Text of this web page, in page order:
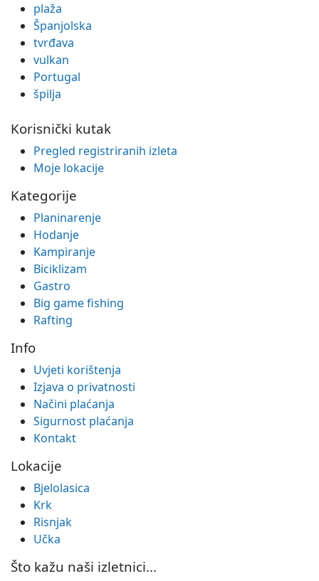
plaža
Španjolska
tvrđava
vulkan
Portugal
špilja
Korisnički kutak
Pregled registriranih izleta
Moje lokacije
Kategorije
Planinarenje
Hodanje
Kampiranje
Biciklizam
Gastro
Big game fishing
Rafting
Info
Uvjeti korištenja
Izjava o privatnosti
Načini plaćanja
Sigurnost plaćanja
Kontakt
Lokacije
Bjelolasica
Krk
Risnjak
Učka
Što kažu naši izletnici...